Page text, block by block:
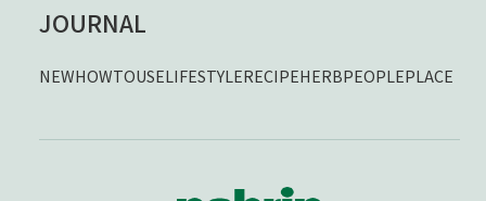
JOURNAL
NEWHOWTOUSELIFESTYLERECIPEHERBPEOPLEPLACE